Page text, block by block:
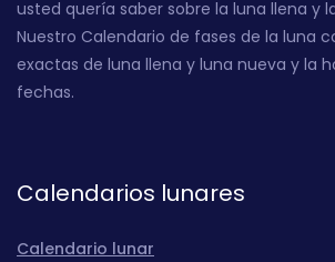
usted quería saber sobre la luna llena y
Nuestro Calendario de fases de la luna
exactas de luna llena y luna nueva y la
fechas.
Calendarios lunares
Calendario lunar